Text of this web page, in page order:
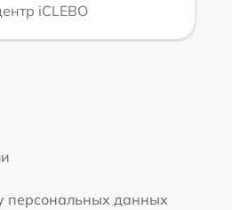
iCLEBO
персональных данных